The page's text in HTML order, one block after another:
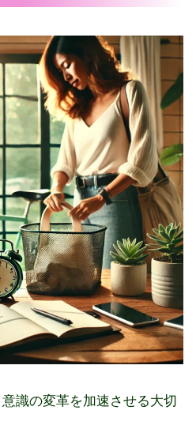
識の変革を加速させる大切